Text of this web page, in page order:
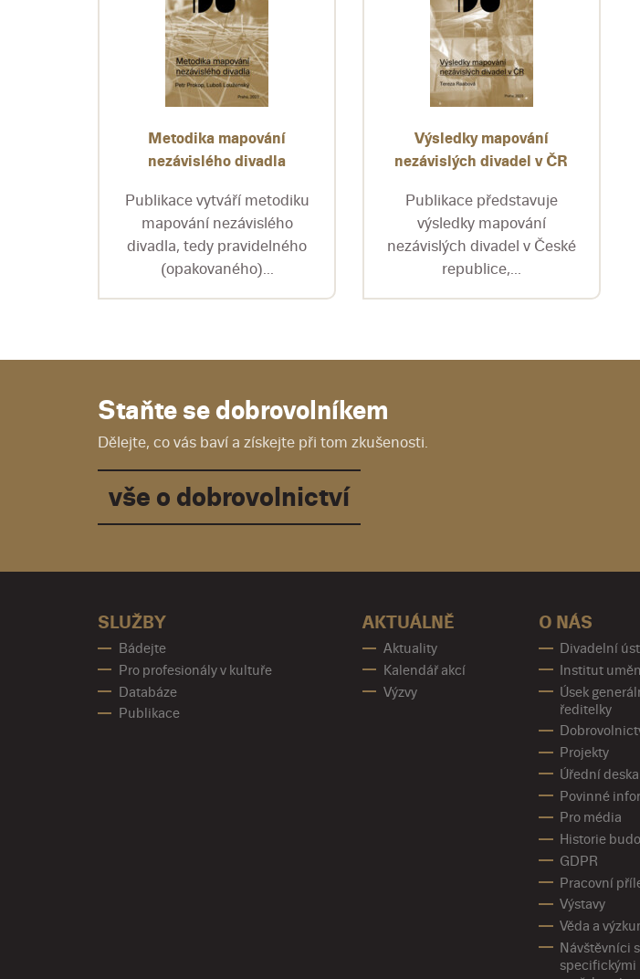
Metodika mapování
nezávislého divadla
Publikace vytváří metodiku
mapování nezávislého
divadla, tedy pravidelného
(opakovaného)...
Výsledky mapování
nezávislých divadel v ČR
Publikace představuje
výsledky mapování
nezávislých divadel v České
republice,...
Staňte se dobrovolníkem
Dělejte, co vás baví a získejte při tom zkušenosti.
vše o dobrovolnictví
SLUŽBY
Bádejte
Pro profesionály v kultuře
Databáze
Publikace
AKTUÁLNĚ
Aktuality
Kalendář akcí
Výzvy
O NÁS
Divadelní
Institut
Úsek
ředitelky
Projekty
Úřední deska
Povinné
Pro média
Historie
GDPR
Pracovní
Výstavy
Věda a
Návštěvníci
specifickými